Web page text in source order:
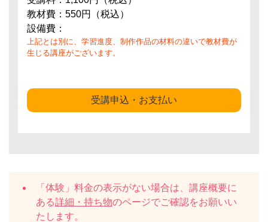
教材費：550円（税込）
設備費：
上記とは別に、学習進度、制作作品の材料の違いで教材費が
生じる講座がございます。
受講申込・お支払い
「体験」料金の表示がない場合は、講座概要に
ある詳細・持ち物のページでご確認をお願いい
たします。